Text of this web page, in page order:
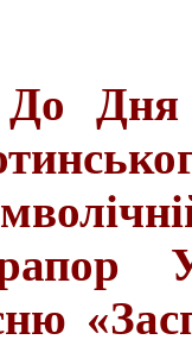
До Дня